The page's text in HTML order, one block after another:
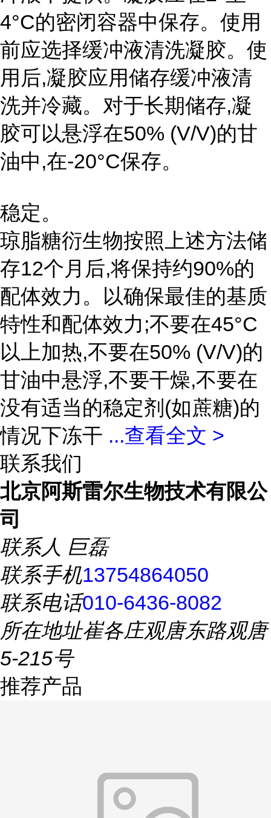
4°C的密闭容器中保存。使用
前应选择缓冲液清洗凝胶。使
用后,凝胶应用储存缓冲液清
洗并冷藏。对于长期储存,凝
胶可以悬浮在50% (V/V)的甘
油中,在-20°C保存。
稳定。
琼脂糖衍生物按照上述方法储
存12个月后,将保持约90%的
配体效力。以确保最佳的基质
特性和配体效力;不要在45°C
以上加热,不要在50% (V/V)的
甘油中悬浮,不要干燥,不要在
没有适当的稳定剂(如蔗糖)的
情况下冻干 ...查看全文 >
联系我们
北京阿斯雷尔生物技术有限公
司
联系人 巨磊
联系手机13754864050
联系电话010-6436-8082
所在地址崔各庄观唐东路观唐
5-215号
推荐产品